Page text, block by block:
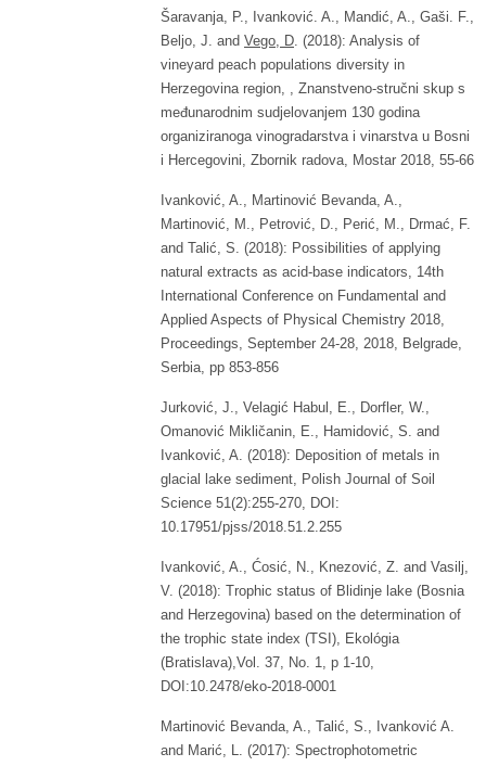
Šaravanja, P., Ivanković. A., Mandić, A., Gaši. F.,
Beljo, J. and Vego, D. (2018): Analysis of
vineyard peach populations diversity in
Herzegovina region, , Znanstveno-stručni skup s
međunarodnim sudjelovanjem 130 godina
organiziranoga vinogradarstva i vinarstva u Bosni
i Hercegovini, Zbornik radova, Mostar 2018, 55-66
Ivanković, A., Martinović Bevanda, A.,
Martinović, M., Petrović, D., Perić, M., Drmać, F.
and Talić, S. (2018): Possibilities of applying
natural extracts as acid-base indicators, 14th
International Conference on Fundamental and
Applied Aspects of Physical Chemistry 2018,
Proceedings, September 24-28, 2018, Belgrade,
Serbia, pp 853-856
Jurković, J., Velagić Habul, E., Dorfler, W.,
Omanović Mikličanin, E., Hamidović, S. and
Ivanković, A. (2018): Deposition of metals in
glacial lake sediment, Polish Journal of Soil
Science 51(2):255-270, DOI:
10.17951/pjss/2018.51.2.255
Ivanković, A., Ćosić, N., Knezović, Z. and Vasilj,
V. (2018): Trophic status of Blidinje lake (Bosnia
and Herzegovina) based on the determination of
the trophic state index (TSI), Ekológia
(Bratislava),Vol. 37, No. 1, p 1-10,
DOI:10.2478/eko-2018-0001
Martinović Bevanda, A., Talić, S., Ivanković A.
and Marić, L. (2017): Spectrophotometric